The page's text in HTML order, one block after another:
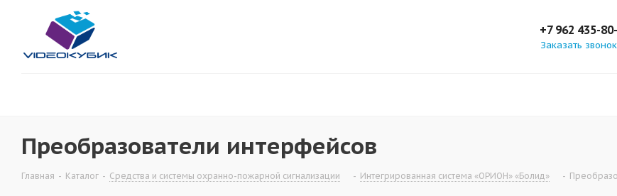
+7 962 435-
Заказать звонок
Преобразователи интерфейсов
Главная - Каталог - Средства и системы охранно-пожарной сигнализации - Интегрированная система «ОРИОН» «Болид» -